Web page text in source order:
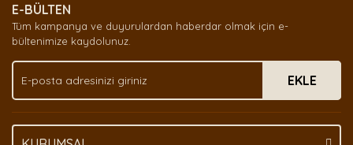
Ürün açıklamasında eksik bilgiler bulunuyor.
Ürün bilgilerinde hatalar bulunuyor.
Bu ürüne benzer farklı alternatifler olmalı.
E-BÜLTEN
Tüm kampanya ve duyurulardan haberdar olmak için e-
bültenimize kaydolunuz.
EKLE